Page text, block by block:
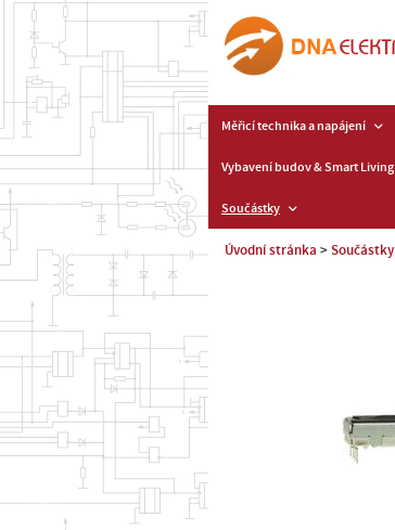
Měřicí technika a napájení
Vybavení budov & Smart Living
Součástky
Úvodní stránka Součástky